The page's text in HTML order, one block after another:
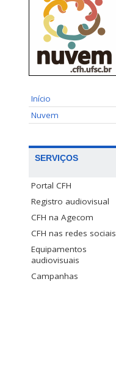
Início
Nuvem
SERVIÇOS
Portal CFH
Registro audiovisual
CFH na Agecom
CFH nas redes sociais
Equipamentos
audiovisuais
Campanhas